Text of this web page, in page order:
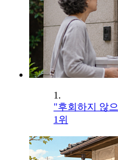
1.
"후회하지 않
1위